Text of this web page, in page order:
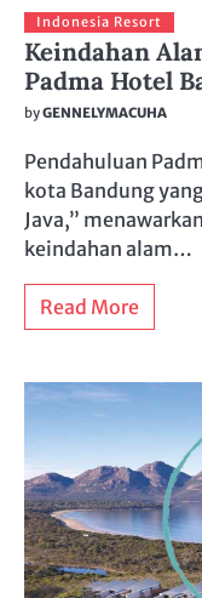
Indonesia Resort
Keindahan
Padma Hotel
byGENNELYMACUHA
Pendahuluan
kota Bandung
Java,”
keindahan alam…
Read More